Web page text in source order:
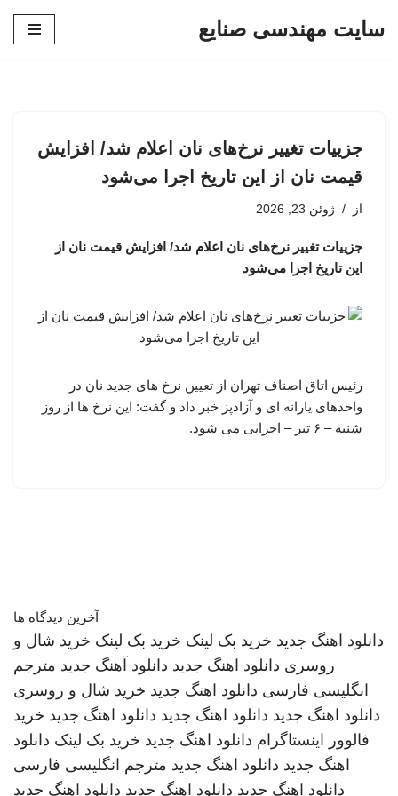
سایت مهندسی صنایع
جزییات تغییر نرخ‌های نان اعلام شد/ افزایش
قیمت نان از این تاریخ اجرا می‌شود
از ژوئن 23, 2026
جزییات تغییر نرخ‌های نان اعلام شد/ افزایش قیمت نان از
این تاریخ اجرا می‌شود
رئیس اتاق اصناف تهران از تعیین نرخ های جدید نان در
واحدهای یارانه‌ ای و آزادپز خبر داد و گفت: این نرخ ها از روز
شنبه – ۶ تیر – اجرایی می شود.
آخرین دیدگاه ها
دانلود اهنگ جدید خرید بک لینک خرید بک لینک خرید شال و
روسری دانلود اهنگ جدید دانلود آهنگ جدید مترجم
انگلیسی فارسی دانلود اهنگ جدید خرید شال و روسری
دانلود اهنگ جدید دانلود اهنگ جدید دانلود اهنگ جدید خرید
فالوور اینستاگرام دانلود اهنگ جدید خرید بک لینک دانلود
اهنگ جدید دانلود اهنگ جدید مترجم انگلیسی فارسی
دانلود اهنگ جدید دانلود اهنگ جدید دانلود اهنگ جدید